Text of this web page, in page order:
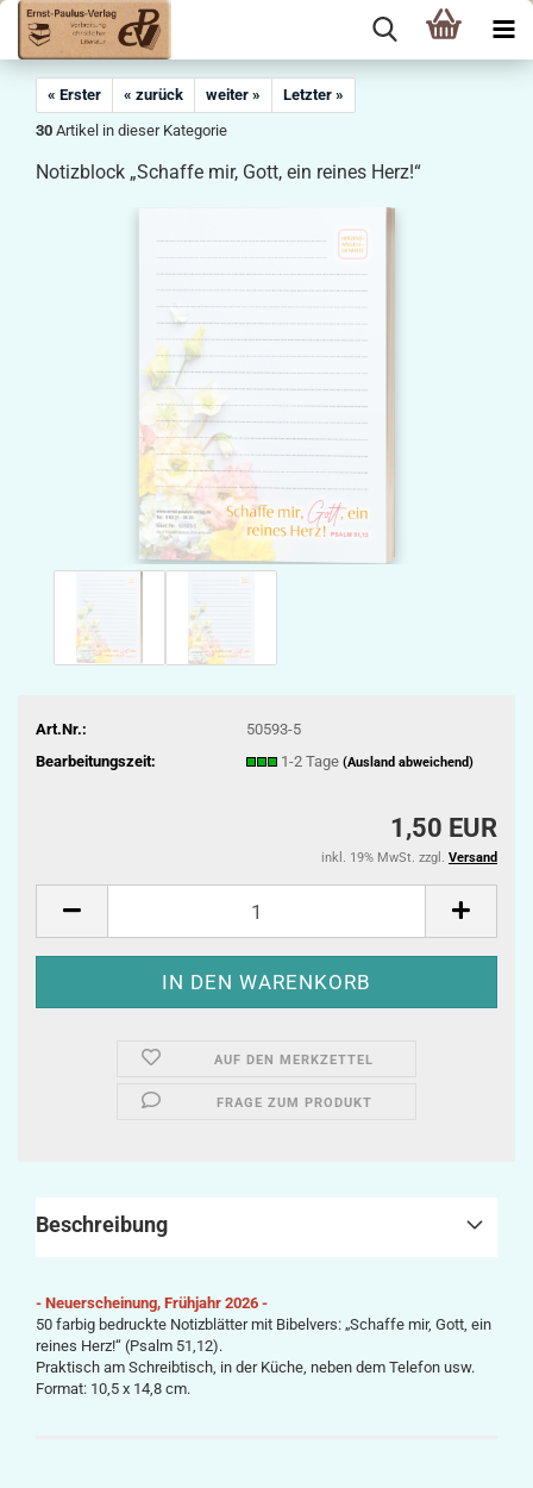
« Erster « zurück weiter »
Letzter »
30 Artikel in dieser Kategorie
Notizblock „Schaffe mir, Gott, ein reines Herz!“
Art.Nr.:
50593-5
Bearbeitungszeit:
1-2 Tage (Ausland abweichend)
1,50 EUR
inkl. 19% MwSt. zzgl. Versand
AUF DEN MERKZETTEL
FRAGE ZUM PRODUKT
Beschreibung
- Neuerscheinung, Frühjahr 2026 -
50 farbig bedruckte Notizblätter mit Bibelvers: „Schaffe mir, Gott, ein
reines Herz!“ (Psalm 51,12).
Praktisch am Schreibtisch, in der Küche, neben dem Telefon usw.
Format: 10,5 x 14,8 cm.